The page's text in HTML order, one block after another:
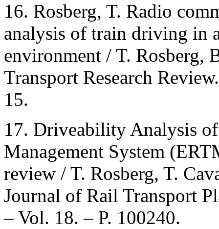
16. Rosberg, T. Radio
analysis of train driving in
environment / T. Rosberg,
Transport Research
15.
17. Driveability Analysis
Management System
review / T. Rosberg, T.
Journal of Rail Transport
– Vol. 18. – P. 100240.